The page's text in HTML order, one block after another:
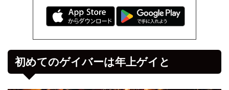
初めてのゲイバーは年上ゲイと